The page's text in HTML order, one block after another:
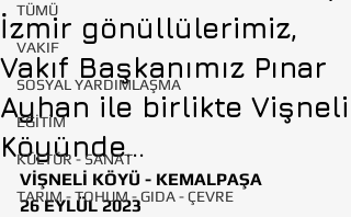
TÜMÜ
VAKIF
SOSYAL YARDIMLAŞMA
EĞİTİM
KÜLTÜR - SANAT
TARIM - TOHUM - GIDA - ÇEVRE
İzmir gönüllülerimiz,
Vakıf Başkanımız Pınar
Ayhan ile birlikte Vişneli
Köyünde...
VİŞNELİ KÖYÜ - KEMALPAŞA
26 EYLÜL 2023